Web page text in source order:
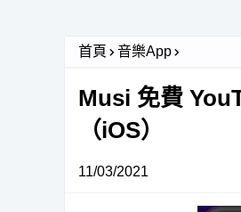
首頁 音樂App
Musi 免費
（iOS）
11/03/2021